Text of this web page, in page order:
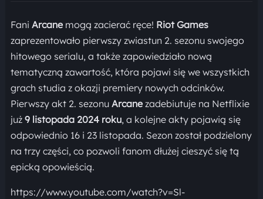
Fani Arcanemogą zacierać ręce! Riot Games
zaprezentowało pierwszy zwiastun 2. sezonu swojego
hitowego serialu, a także zapowiedziało nową
tematyczną zawartość, która pojawi się we wszystkich
grach studia z okazji premiery nowych odcinków.
Pierwszy akt 2. sezonu Arcanezadebiutuje na Netflixie
już 9 listopada 2024 roku, a kolejne akty pojawią się
odpowiednio 16 i 23 listopada. Sezon został podzielony
na trzy części, co pozwoli fanom dłużej cieszyć się tą
epicką opowieścią.
https://www.youtube.com/watch?v=Sl-